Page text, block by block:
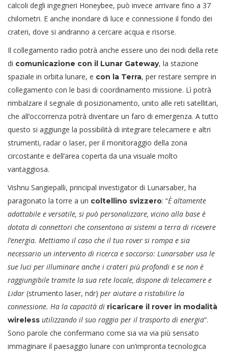
calcoli degli ingegneri Honeybee, può invece arrivare fino a 37
chilometri. E anche inondare di luce e connessione il fondo dei
crateri, dove si andranno a cercare acqua e risorse.
Il collegamento radio potrà anche essere uno dei nodi della rete
di comunicazione con il Lunar Gateway, la stazione
spaziale in orbita lunare, e con la Terra, per restare sempre in
collegamento con le basi di coordinamento missione. Lì potrà
rimbalzare il segnale di posizionamento, unito alle reti satellitari,
che all’occorrenza potrà diventare un faro di emergenza. A tutto
questo si aggiunge la possibilità di integrare telecamere e altri
strumenti, radar o laser, per il monitoraggio della zona
circostante e dell’area coperta da una visuale molto
vantaggiosa.
Vishnu Sangiepalli, principal investigator di Lunarsaber, ha
paragonato la torre a un coltellino svizzero: “È altamente
adattabile e versatile, si può personalizzare, vicino alla base è
dotata di connettori che consentono ai sistemi a terra di ricevere
l’energia. Mettiamo il caso che il tuo rover si rompa e sia
necessario un intervento di ricerca e soccorso: Lunarsaber usa le
sue luci per illuminare anche i crateri più profondi e se non è
raggiungibile tramite la sua rete locale, dispone di telecamere e
Lidar (strumento laser, ndr) per aiutare a ristabilire la
connessione. Ha la capacità di ricaricare il rover in modalità
wireless utilizzando il suo raggio per il trasporto di energia”.
Sono parole che confermano come sia via via più sensato
immaginare il paesaggio lunare con un’impronta tecnologica